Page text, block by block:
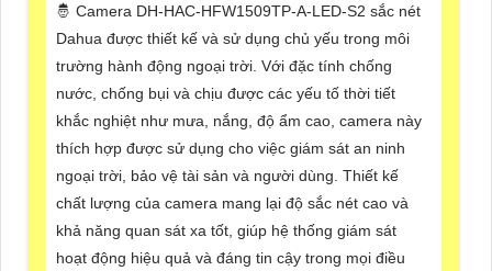
🤴 Camera DH-HAC-HFW1509TP-A-LED-S2 sắc nét
Dahua được thiết kế và sử dụng chủ yếu trong môi
trường hành động ngoại trời. Với đặc tính chống
nước, chống bụi và chịu được các yếu tố thời tiết
khắc nghiệt như mưa, nắng, độ ẩm cao, camera này
thích hợp được sử dụng cho việc giám sát an ninh
ngoại trời, bảo vệ tài sản và người dùng. Thiết kế
chất lượng của camera mang lại độ sắc nét cao và
khả năng quan sát xa tốt, giúp hệ thống giám sát
hoạt động hiệu quả và đáng tin cậy trong mọi điều